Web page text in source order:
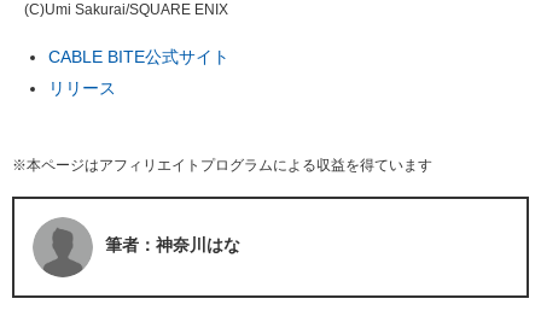
(C)Umi Sakurai/SQUARE ENIX
CABLE BITE公式サイト
リリース
※本ページはアフィリエイトプログラムによる収益を得ています
筆者：神奈川はな